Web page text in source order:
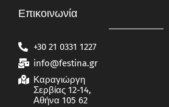
Επικοινωνία
+30 21 0331 1227
info@festina.gr
Καραγιώργη
Σερβίας 12-14,
Αθήνα 105 62